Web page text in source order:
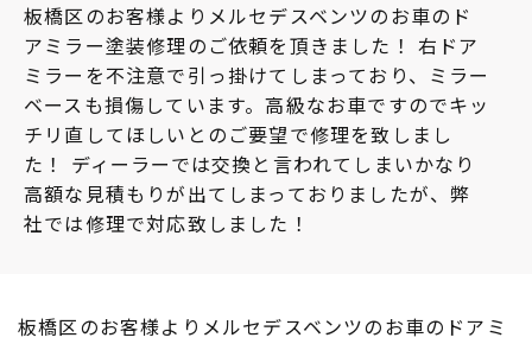
板橋区のお客様よりメルセデスベンツのお車のド
アミラー塗装修理のご依頼を頂きました！ 右ドア
ミラーを不注意で引っ掛けてしまっており、ミラー
ベースも損傷しています。高級なお車ですのでキッ
チリ直してほしいとのご要望で修理を致しまし
た！ ディーラーでは交換と言われてしまいかなり
高額な見積もりが出てしまっておりましたが、弊
社では修理で対応致しました！
板橋区のお客様よりメルセデスベンツのお車のドアミ